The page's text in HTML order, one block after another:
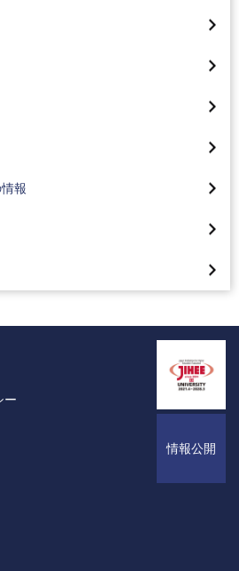
案内
ャンパスにお越しの方へ
た主な映画・ドラマ
修
地域貢献）について
報
情報公開
ー